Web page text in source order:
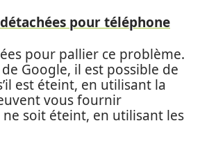
pour téléphone
pour pallier ce problème.
de Google, il est possible de
est éteint, en utilisant la
vous fournir
soit éteint, en utilisant les